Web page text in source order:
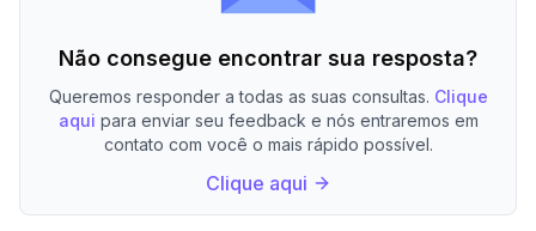
Não consegue encontrar sua resposta?
Queremos responder a todas as suas consultas. Clique
aqui para enviar seu feedback e nós entraremos em
contato com você o mais rápido possível.
Clique aqui